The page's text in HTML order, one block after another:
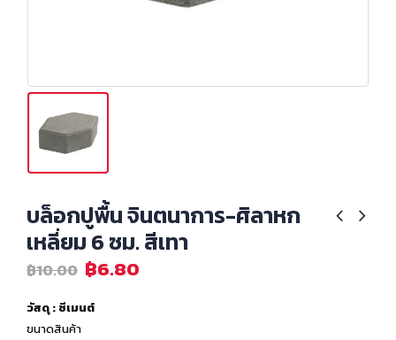
บล็อกปูพื้น จินตนาการ-ศิลาหก
เหลี่ยม 6 ซม. สีเทา
฿10.00 ฿6.80
วัสดุ : ซีเมนต์
ขนาดสินค้า